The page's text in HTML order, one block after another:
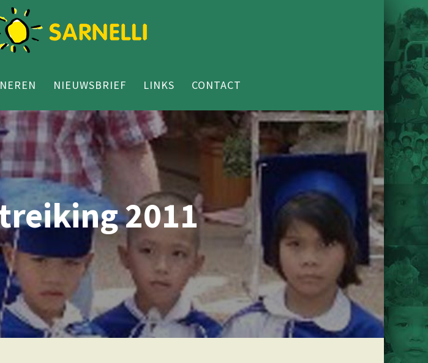
NIEUWSBRIEF LINKS CONTACT
2011